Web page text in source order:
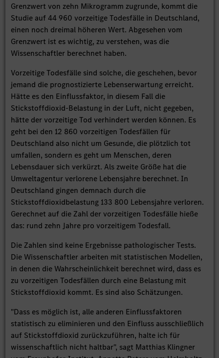
Grenzwert von zehn Mikrogramm zugrunde, kommt die
Studie auf 44 960 vorzeitige Todesfälle in Deutschland,
einen noch dreimal höheren Wert. Abgesehen vom
Grenzwert ist es wichtig, zu verstehen, was die
Wissenschaftler berechnet haben.
Vorzeitige Todesfälle sind solche, die geschehen, bevor
jemand die prognostizierte Lebenserwartung erreicht.
Hätte es den Einflussfaktor, in diesem Fall die
Stickstoffdioxid-Belastung in der Luft, nicht gegeben,
hätte der vorzeitige Tod verhindert werden können. Es
geht bei den 12 860 vorzeitigen Todesfällen für
Deutschland also nicht um Gesunde, die plötzlich tot
umfallen, sondern es geht um Menschen, deren
Lebensdauer sich verkürzt. Als zweite Größe hat die
Umweltagentur verlorene Lebensjahre berechnet. In
Deutschland gingen demnach durch die
Stickstoffdioxidbelastung 133 800 Lebensjahre verloren.
Gerechnet auf die Zahl der vorzeitigen Todesfälle hieße
das: rund zehn Jahre pro vorzeitigem Todesfall.
Die Zahlen sind keine Ergebnisse pathologischer Tests.
Die Wissenschaftler arbeiten mit statistischen Modellen,
in denen die Wahrscheinlichkeit berechnet wird, dass es
zu vorzeitigen Todesfällen durch eine Belastung mit
Stickstoffdioxid kommt. Es sind also Schätzungen.
"Dass es möglich ist, alle anderen Einflussfaktoren
statistisch zu eliminieren und den Einfluss ausschließlich
auf Stickstoffdioxid zurückzuführen, halte ich für
wissenschaftlich nicht haltbar", sagt Matthias Klingner